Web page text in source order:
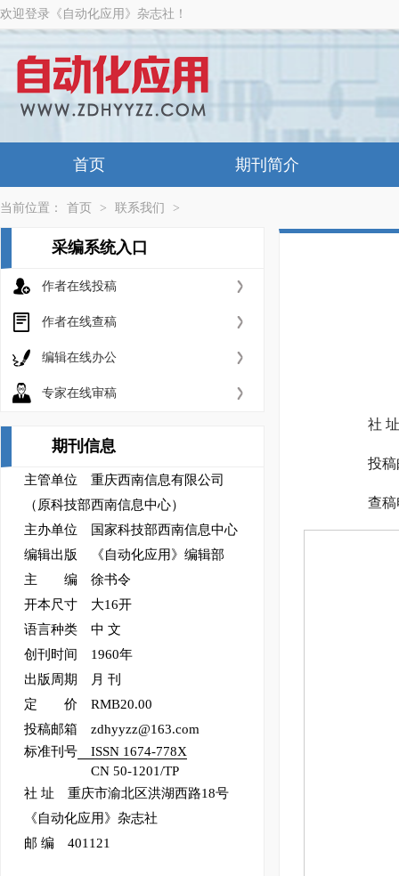
欢迎登录《自动化应用》杂志社！
首页 期刊简介
当前位置： 首页 > 联系我们 >
采编系统入口
作者在线投稿
作者在线查稿
编辑在线办公
专家在线审稿
期刊信息
主管单位 重庆西南信息有限公司
（原科技部西南信息中心）
主办单位 国家科技部西南信息中心
编辑出版 《自动化应用》编辑部
主 编 徐书令
开本尺寸 大16开
语言种类 中 文
创刊时间 1960年
出版周期 月 刊
定 价 RMB20.00
投稿邮箱 zdhyyzz@163.com
标准刊号 ISSN 1674-778X
CN 50-1201/TP
社 址 重庆市渝北区洪湖西路18号
《自动化应用》杂志社
邮 编 401121
社
投稿
查